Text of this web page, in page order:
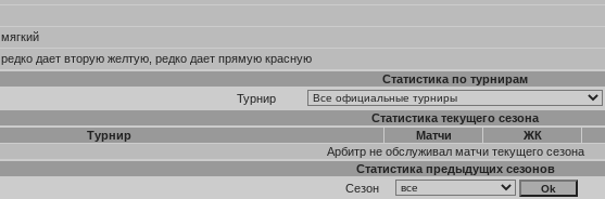
мягкий
редко дает вторую желтую, редко дает прямую красную
Статистика по турнирам
Турнир
Статистика текущего сезона
Турнир
Матчи ЖК
Арбитр не обслуживал матчи текущего сезона
Статистика предыдущих сезонов
Сезон